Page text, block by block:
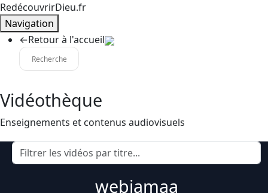
RedécouvrirDieu.fr
Navigation
←Retour à l'accueil
Vidéothèque
Enseignements et contenus audiovisuels
webjamaa